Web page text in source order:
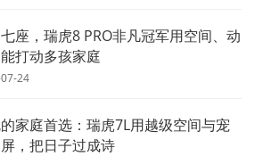
座，瑞虎8 PRO非凡冠军用空间、动
打动多孩家庭
24
家庭首选：瑞虎7L用越级空间与宠
，把日子过成诗